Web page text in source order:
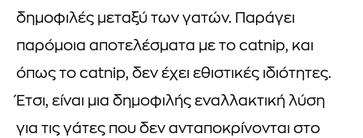
δημοφιλές μεταξύ των γατών. Παράγει
παρόμοια αποτελέσματα με το catnip, και
όπως το catnip, δεν έχει εθιστικές ιδιότητες.
Έτσι, είναι μια δημοφιλής εναλλακτική λύση
για τις γάτες που δεν ανταποκρίνονται στο